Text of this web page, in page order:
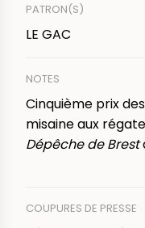
PATRON(S)
LE GAC
NOTES
Cinquième prix
misaine aux
Dépêche de Brest
COUPURES DE PRESSE